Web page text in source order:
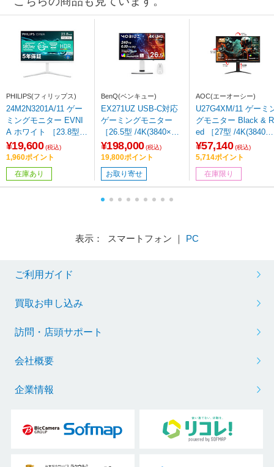
PHILIPS(フィリップス)
24M2N3201A/11 ゲー
ミングモニター EVNI
A ホワイト ［23.8型 /
フルHD(1920×1080) /
ワイド /180Hz］
¥19,600 (税込)
1,960ポイント
在庫あり
BenQ(ベンキュー)
EX271UZ USB-C対応
ゲーミングモニター
［26.5型 /4K(3840×21
60） /ワイド /240Hz］
¥198,000 (税込)
19,800ポイント
お取り寄せ
AOC(エーオーシー)
U27G4XM/11 ゲーミ
グモニター Black & R
ed ［27型 /4K(3840×2
160） /ワイド /320H
z］
¥57,140 (税込)
5,714ポイント
在庫限り
表示： スマートフォン ｜ PC
ご利用ガイド
買取お申し込み
訪問・店頭サポート
会社概要
企業情報